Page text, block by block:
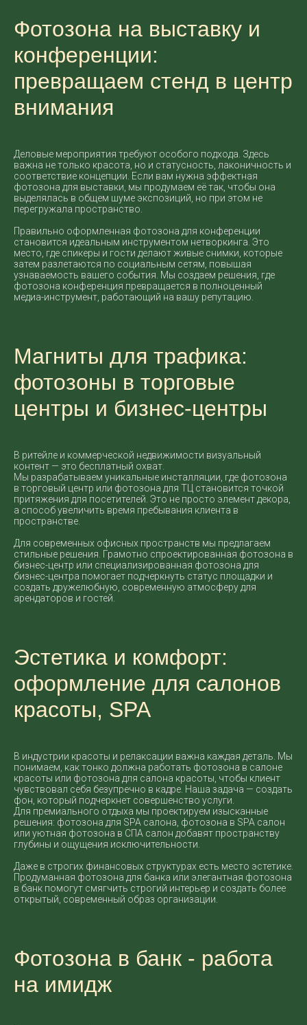
Фотозона на выставку и
конференции:
превращаем стенд в центр
внимания
Деловые мероприятия требуют особого подхода. Здесь
важна не только красота, но и статусность, лаконичность и
соответствие концепции. Если вам нужна эффектная
фотозона для выставки, мы продумаем её так, чтобы она
выделялась в общем шуме экспозиций, но при этом не
перегружала пространство.
Правильно оформленная фотозона для конференции
становится идеальным инструментом нетворкинга. Это
место, где спикеры и гости делают живые снимки, которые
затем разлетаются по социальным сетям, повышая
узнаваемость вашего события. Мы создаем решения, где
фотозона конференция превращается в полноценный
медиа-инструмент, работающий на вашу репутацию.
Магниты для трафика:
фотозоны в торговые
центры и бизнес-центры
В ритейле и коммерческой недвижимости визуальный
контент — это бесплатный охват.
Мы разрабатываем уникальные инсталляции, где фотозона
в торговый центр или фотозона для ТЦ становится точкой
притяжения для посетителей. Это не просто элемент декора,
а способ увеличить время пребывания клиента в
пространстве.
Для современных офисных пространств мы предлагаем
стильные решения. Грамотно спроектированная фотозона в
бизнес-центр или специализированная фотозона для
бизнес-центра помогает подчеркнуть статус площадки и
создать дружелюбную, современную атмосферу для
арендаторов и гостей.
Эстетика и комфорт:
оформление для салонов
красоты, SPA
В индустрии красоты и релаксации важна каждая деталь. Мы
понимаем, как тонко должна работать фотозона в салоне
красоты или фотозона для салона красоты, чтобы клиент
чувствовал себя безупречно в кадре. Наша задача — создать
фон, который подчеркнет совершенство услуги.
Для премиального отдыха мы проектируем изысканные
решения: фотозона для SPA салона, фотозона в SPA салон
или уютная фотозона в СПА салон добавят пространству
глубины и ощущения исключительности.
Даже в строгих финансовых структурах есть место эстетике.
Продуманная фотозона для банка или элегантная фотозона
в банк помогут смягчить строгий интерьер и создать более
открытый, современный образ организации.
Фотозона в банк - работа
на имидж